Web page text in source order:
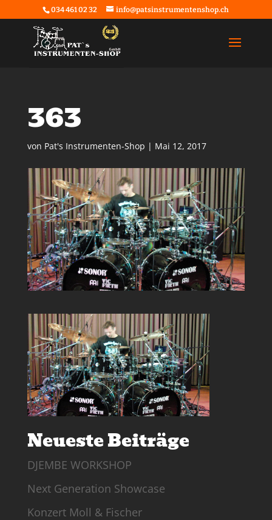
034 461 02 32 info@patsinstrumentenshop.ch
363
von Pat's Instrumenten-Shop | Mai 12, 2017
Neueste Beiträge
DJEMBE WORKSHOP
Next Generation Showcase
Konzert Moll & Fischer